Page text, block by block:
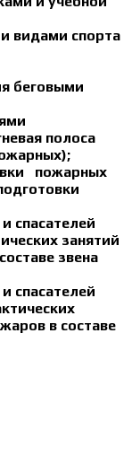
видами спорта
беговыми
полоса
пожарных
спасателей
занятий
звена
спасателей
в составе